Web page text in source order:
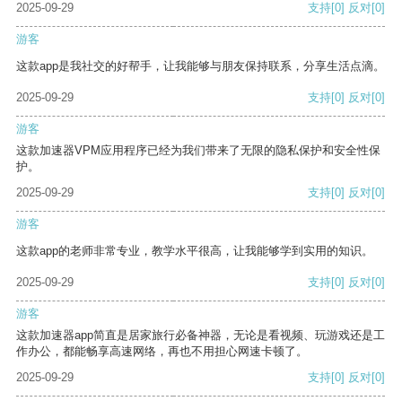
2025-09-29 支持[0] 反对[0]
游客
这款app是我社交的好帮手，让我能够与朋友保持联系，分享生活点滴。
2025-09-29 支持[0] 反对[0]
游客
这款加速器VPM应用程序已经为我们带来了无限的隐私保护和安全性保
护。
2025-09-29
支持[0] 反对[0]
游客
这款app的老师非常专业，教学水平很高，让我能够学到实用的知识。
2025-09-29 支持[0] 反对[0]
游客
这款加速器app简直是居家旅行必备神器，无论是看视频、玩游戏还是工
作办公，都能畅享高速网络，再也不用担心网速卡顿了。
2025-09-29
支持[0] 反对[0]